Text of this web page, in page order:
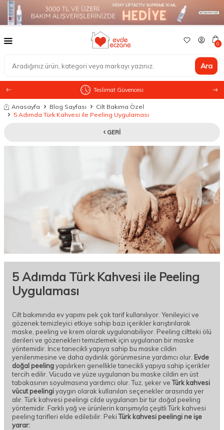
Ara
0
Teslimat Güvencesi
Anasayfa Blog Sayfası
Cilt Bakıma Özel
5 Adımda Türk Kahvesi ile Peeling Uygulaması
GERI
5 Adımda Türk Kahvesi ile Peeling
Uygulaması
Cilt bakımında ev yapımı pek çok tarif kullanılıyor. Yenileyici ve
gözenek temizleyici etkiye sahip bazı içerikler karıştırılarak
maske, peeling ve krem olarak uygulanabiliyor. Peeling ciltteki ölü
derileri ve gözenekleri temizlemek için uygulanan bir maske
yöntemidir. İnce tanecikli yapıya sahip bu maske cildin
yenilenmesine ve daha aydınlık görünmesine yardımcı olur. Evde
doğal peelingyapılırken genellikle tanecikli yapıya sahip içerikler
tercih edilir. Vücuda ve yüze uygulanan bu maske cildin en üst
tabakasının soyulmasına yardımcı olur. Tuz, şeker veTürk kahvesi
vücut peelingiyaygın olarak kullanılan seçenekler arasında yer
alır. Türk kahvesi peelingi cilde uygulanan bir tür doğal peeling
yöntemidir. Farklı yağ ve ürünlerin karışımıyla çeşitli Türk kahvesi
peeling tarifleri elde edilebilir. PekiTürk kahvesi peelingi ne işe
yarar: